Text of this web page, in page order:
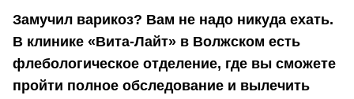
Замучил варикоз? Вам не надо никуда ехать.
В клинике «Вита-Лайт» в Волжском есть
флебологическое отделение, где вы сможете
пройти полное обследование и вылечить